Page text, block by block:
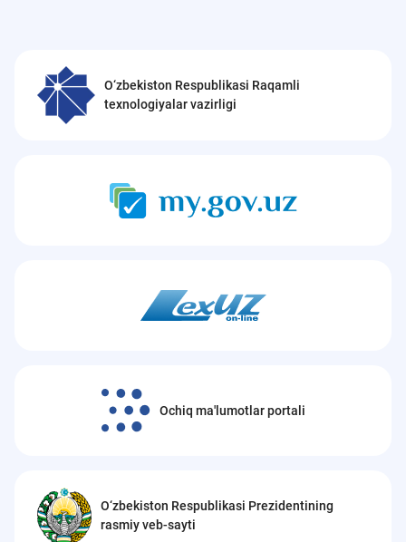
O‘zbekiston Respublikasi Raqamli
texnologiyalar vazirligi
Ochiq ma'lumotlar portali
O‘zbekiston Respublikasi Prezidentining
rasmiy veb-sayti